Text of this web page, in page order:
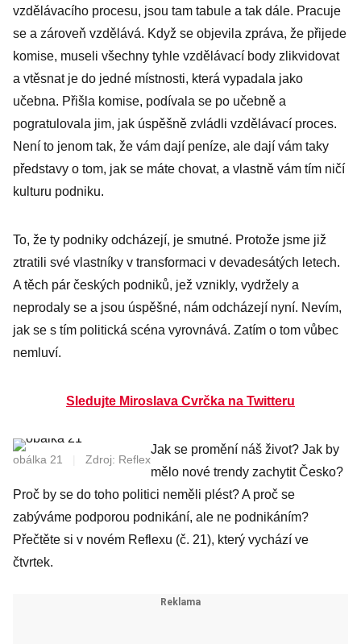
vzdělávacího procesu, jsou tam tabule a tak dále. Pracuje
se a zároveň vzdělává. Když se objevila zpráva, že přijede
komise, museli všechny tyhle vzdělávací body zlikvidovat
a vtěsnat je do jedné místnosti, která vypadala jako
učebna. Přišla komise, podívala se po učebně a
pogratulovala jim, jak úspěšně zvládli vzdělávací proces.
Není to jenom tak, že vám dají peníze, ale dají vám taky
představy o tom, jak se máte chovat, a vlastně vám tím ničí
kulturu podniku.
To, že ty podniky odcházejí, je smutné. Protože jsme již
ztratili své vlastníky v transformaci v devadesátých letech.
A těch pár českých podniků, jež vznikly, vydržely a
neprodaly se a jsou úspěšné, nám odcházejí nyní. Nevím,
jak se s tím politická scéna vyrovnává. Zatím o tom vůbec
nemluví.
Sledujte Miroslava Cvrčka na Twitteru
obálka 21 Zdroj: Reflex
Jak se promění náš život? Jak by
mělo nové trendy zachytit Česko?
Proč by se do toho politici neměli plést? A proč se
zabýváme podporou podnikání, ale ne podnikáním?
Přečtěte si v novém Reflexu (č. 21), který vychází ve
čtvrtek.